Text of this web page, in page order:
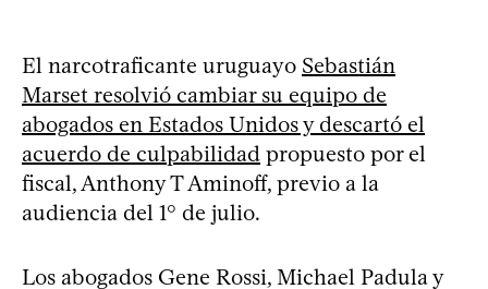
El narcotraficante uruguayo Sebastián
Marset resolvió cambiar su equipo de
abogados en Estados Unidos y descartó el
acuerdo de culpabilidad propuesto por el
fiscal, Anthony T Aminoff, previo a la
audiencia del 1° de julio.
Los abogados Gene Rossi, Michael Padula y